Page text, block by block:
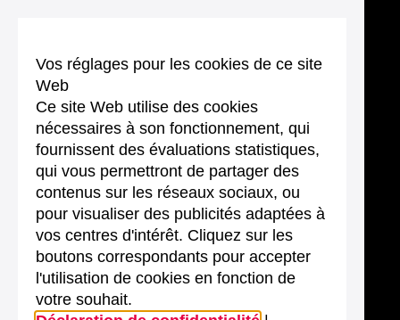
Vos réglages pour les cookies de ce site
Web
Ce site Web utilise des cookies
nécessaires à son fonctionnement, qui
fournissent des évaluations statistiques,
qui vous permettront de partager des
contenus sur les réseaux sociaux, ou
pour visualiser des publicités adaptées à
vos centres d'intérêt. Cliquez sur les
boutons correspondants pour accepter
l'utilisation de cookies en fonction de
votre souhait.